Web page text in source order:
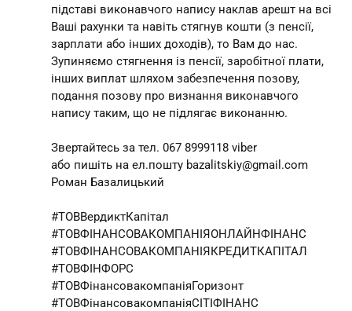
підставі виконавчого напису наклав арешт на всі
Ваші рахунки та навіть стягнув кошти (з пенсії,
зарплати або інших доходів), то Вам до нас.
Зупиняємо стягнення із пенсії, заробітної плати,
інших виплат шляхом забезпечення позову,
подання позову про визнання виконавчого
напису таким, що не підлягає виконанню.
Звертайтесь за тел. 067 8999118 viber
або пишіть на ел.пошту bazalitskiy@gmail.com
Роман Базалицький
#ТОВВердиктКапітал
#ТОВФІНАНСОВАКОМПАНІЯОНЛАЙНФІНАНС
#ТОВФІНАНСОВАКОМПАНІЯКРЕДИТКАПІТАЛ
#ТОВФІНФОРС
#ТОВФінансовакомпаніяГоризонт
#ТОВФінансовакомпаніяСІТІФІНАНС